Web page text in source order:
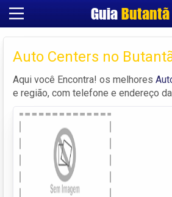
GuiaButantã
Cadastrar
Fazer login
Criar conta
Auto Centers no
Aqui você Encontra! os melhores
e região, com telefone e endereço